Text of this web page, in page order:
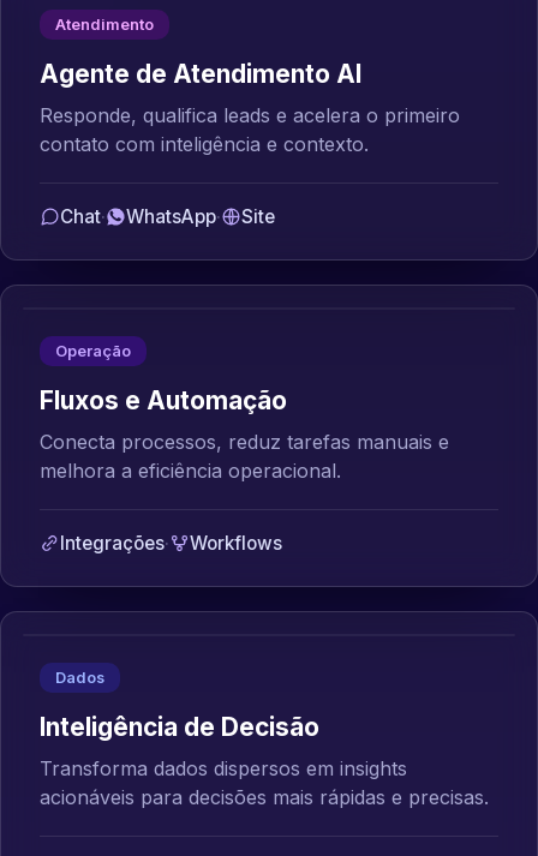
Atendimento
Agente de Atendimento AI
Responde, qualifica leads e acelera o primeiro
contato com inteligência e contexto.
Chat· WhatsApp· Site
Operação
Fluxos e Automação
Conecta processos, reduz tarefas manuais e
melhora a eficiência operacional.
Integrações· Workflows
Dados
Inteligência de Decisão
Transforma dados dispersos em insights
acionáveis para decisões mais rápidas e precisas.